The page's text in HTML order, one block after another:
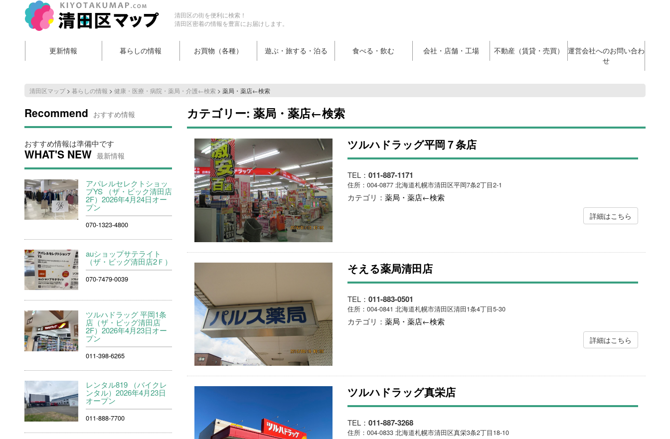
清田区の街を便利に検索！
清田区密着の情報を豊富にお届けします。
更新情報 暮らしの情報 お買物（各種） 遊ぶ・旅する・泊る 食べる・飲む 会社・店舗・工場 不動産（賃貸・売買）
運営会社へのお問い合わ
せ
清田区マップ> 暮らしの情報 > 健康・医療・病院・薬局・介護←検索> 薬局・薬店←検索
カテゴリー:薬局・薬店←検索
ツルハドラッグ平岡７条店
TEL： 011-887-1171
住所：004-0877 北海道札幌市清田区平岡7条2丁目2-1
カテゴリ： 薬局・薬店←検索
詳細はこちら
そえる薬局清田店
TEL： 011-883-0501
住所：004-0841 北海道札幌市清田区清田1条4丁目5-30
カテゴリ： 薬局・薬店←検索
詳細はこちら
ツルハドラッグ真栄店
TEL： 011-887-3268
住所：004-0833 北海道札幌市清田区真栄3条2丁目18-10
Recommend おすすめ情報
おすすめ情報は準備中です
WHAT'S NEW 最新情報
アパレルセレクトショッ
プYS （ザ・ビック清田店
2F）2026年4月24日オー
プン
070-1323-4800
auショップサテライト
（ザ・ビッグ清田店2Ｆ）
070-7479-0039
ツルハドラッグ 平岡1条
店（ザ・ビッグ清田店
2F）2026年4月23日オー
プン
011-398-6265
レンタル819 （バイクレ
ンタル）2026年4月23日
オープン
011-888-7700